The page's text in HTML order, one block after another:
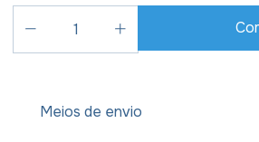
Meios de envio